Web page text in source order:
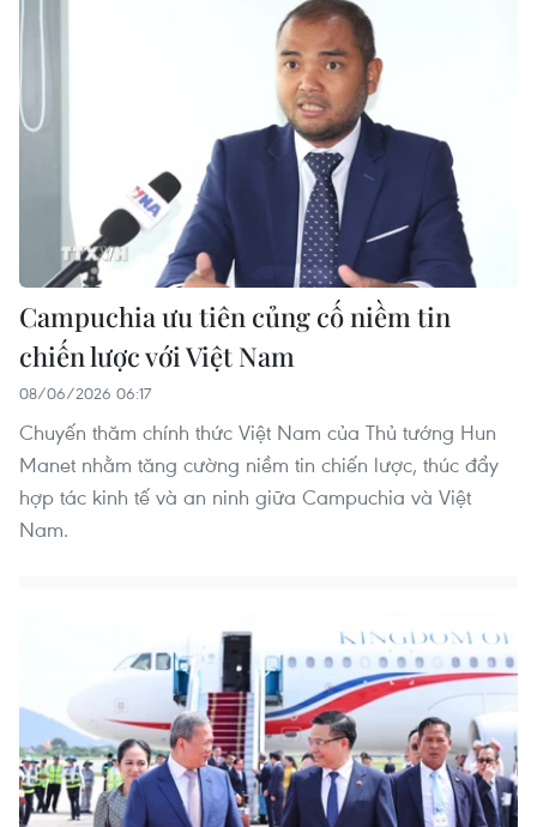
Campuchia ưu tiên củng cố niềm tin
chiến lược với Việt Nam
08/06/2026 06:17
Chuyến thăm chính thức Việt Nam của Thủ tướng Hun
Manet nhằm tăng cường niềm tin chiến lược, thúc đẩy
hợp tác kinh tế và an ninh giữa Campuchia và Việt
Nam.